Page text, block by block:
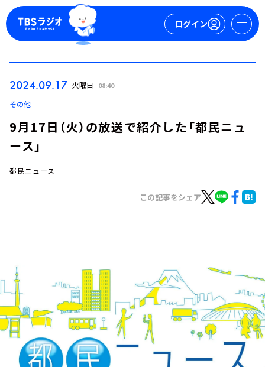
ログイン
イベント・グッズ
YouTube
会社情報
2024.09.17 火曜日 08:40
その他
9月17日（火）の放送で紹介した「都民ニュ
ース」
都民ニュース
この記事をシェア